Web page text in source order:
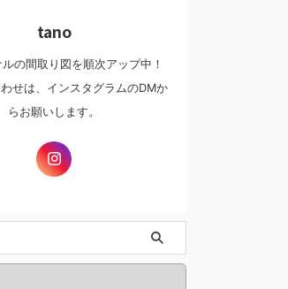
tano
の間取り図を順次アップ中！
せは、インスタグラムのDMか
らお願いします。